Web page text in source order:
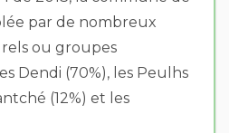
par de nombreux
ou groupes
Dendi (70%), les Peulhs
(12%) et les